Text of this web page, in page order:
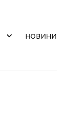
НОВИНИ